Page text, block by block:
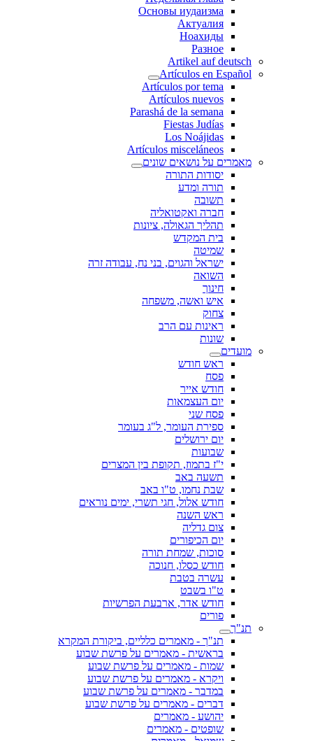
Основы иудаизма
Актуалия
Ноахиды
Разное
Artikel auf deutsch
Artículos en Español
Artículos por tema
Artículos nuevos
Parashá de la semana
Fiestas Judías
Los Noájidas
Artículos misceláneos
מאמרים על נושאים שונים
יסודות התורה
תורה ומדע
תשובה
חברה ואקטואליה
תהליך הגאולה, ציונות
בית המקדש
שמיטה
ישראל והגוים, בני נח, עבודה זרה
השואה
חינוך
איש ואשה, משפחה
צחוק
ראינות עם הרב
שונות
מועדים
ראש חודש
פסח
חודש אייר
יום העצמאות
פסח שני
ספירת העומר, ל"ג בעומר
יום ירושלים
שבועות
י"ז בתמוז, תקופת בין המצרים
תשעה באב
שבת נחמו, ט"ו באב
חודש אלול, חגי תשרי, ימים נוראים
ראש השנה
צום גדליה
יום הכיפורים
סוכות, שמחת תורה
חודש כסלו, חנוכה
עשרה בטבת
ט"ו בשבט
חודש אדר, ארבעת הפרשיות
פורים
תנ"ך
תנ"ך - מאמרים כלליים, ביקורת המקרא
בראשית - מאמרים על פרשת שבוע
שמות - מאמרים על פרשת שבוע
ויקרא - מאמרים על פרשת שבוע
במדבר - מאמרים על פרשת שבוע
דברים - מאמרים על פרשת שבוע
יהושע - מאמרים
שופטים - מאמרים